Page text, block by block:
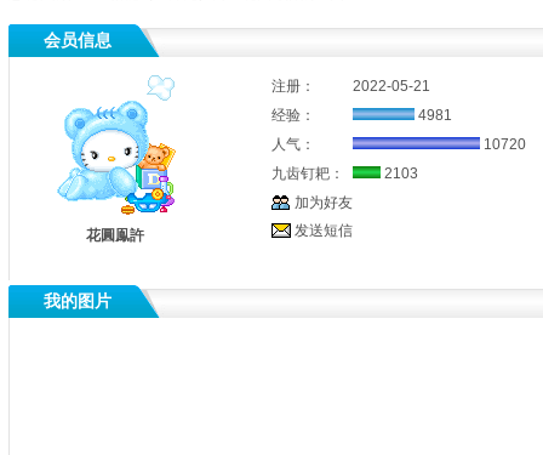
会员信息
花圓鳯許
注册：
2022-05-21
经验：
4981
人气：
10720
九齿钉耙：
2103
加为好友
发送短信
我的图片